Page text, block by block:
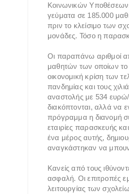
Κοινωνικών Υποθέσεων.
γεύματα σε 185.000
πριν το κλείσιμο των
μονάδες. Τόσο η
Οι παραπάνω αριθμοί
μαθητών των οποίων το
οικονομική κρίση των
πανδημίας και τους
αναστολής με 534 ευρώ/
διακόπτονται, αλλά να
πρόγραμμα η διανομή
εταιρίες παρασκευής
ένα μέρος αυτής,
αναγκάστηκαν να
Κανείς από τους
ασφαλή. Οι επιτροπές
λειτουργίας των